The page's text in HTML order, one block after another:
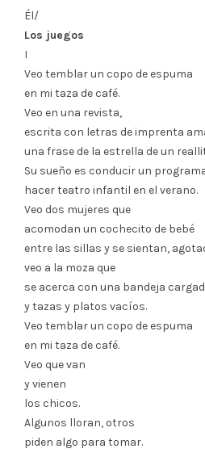
Él/
Los juegos
I
Veo temblar un copo de espuma
en mi taza de café.
Veo en una revista,
escrita con letras de imprenta
una frase de la estrella de un
Su sueño es conducir un
hacer teatro infantil en el verano.
Veo dos mujeres que
acomodan un cochecito de bebé
entre las sillas y se sientan,
veo a la moza que
se acerca con una bandeja
y tazas y platos vacíos.
Veo temblar un copo de espuma
en mi taza de café.
Veo que van
y vienen
los chicos.
Algunos lloran, otros
piden algo para tomar.